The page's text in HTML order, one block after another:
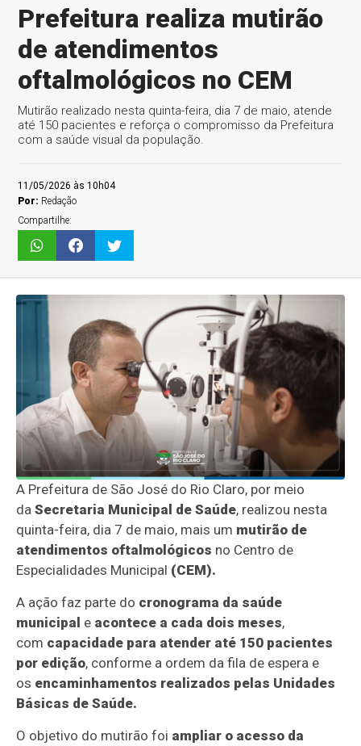
Prefeitura realiza mutirão
de atendimentos
oftalmológicos no CEM
Mutirão realizado nesta quinta-feira, dia 7 de maio, atende
até 150 pacientes e reforça o compromisso da Prefeitura
com a saúde visual da população.
11/05/2026 às 10h04
Por: Redação
Compartilhe:
A Prefeitura de São José do Rio Claro, por meio
daSecretaria Municipal de Saúde, realizou nesta
quinta-feira, dia 7 de maio, mais um mutirão de
atendimentos oftalmológicos no Centro de
Especialidades Municipal (CEM).
A ação faz parte do cronograma da saúde
municipal e acontece a cada dois meses,
com capacidade para atender até 150 pacientes
por edição, conforme a ordem da fila de espera e
os encaminhamentos realizados pelas Unidades
Básicas de Saúde.
O objetivo do mutirão foi ampliar o acesso da